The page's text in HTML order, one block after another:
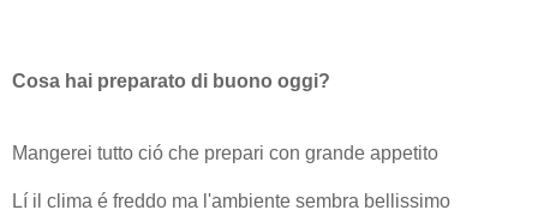
Cosa hai preparato di buono oggi?
Mangerei tutto ció che prepari con grande appetito
Lí il clima é freddo ma l'ambiente sembra bellissimo